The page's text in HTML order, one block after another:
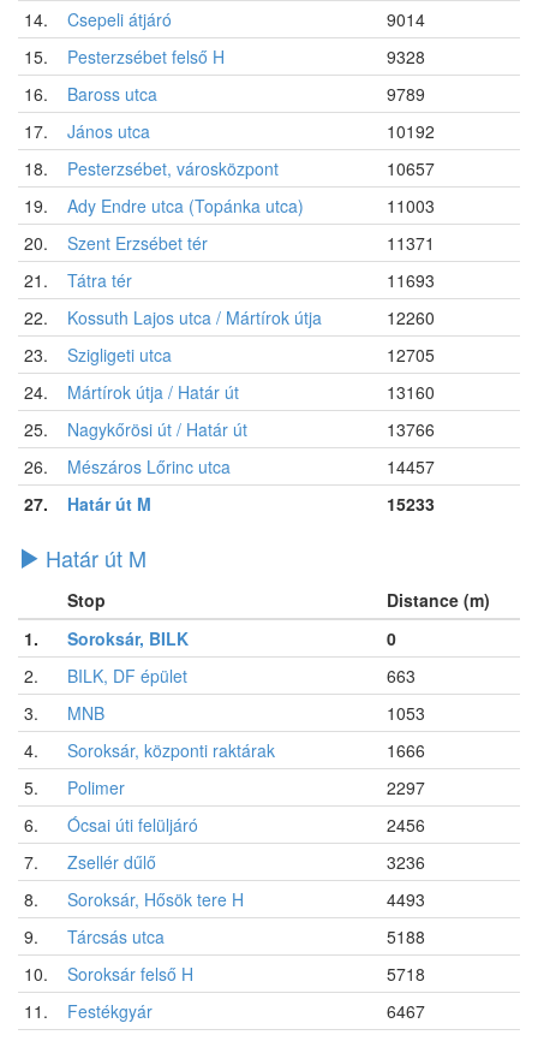
14.
Csepeli átjáró
9014
15.
Pesterzsébet felső H
9328
16.
Baross utca
9789
17.
János utca
10192
18.
Pesterzsébet, városközpont
10657
19.
Ady Endre utca (Topánka utca)
11003
20.
Szent Erzsébet tér
11371
21.
Tátra tér
11693
22.
Kossuth Lajos utca / Mártírok útja
12260
23.
Szigligeti utca
12705
24.
Mártírok útja / Határ út
13160
25.
Nagykőrösi út / Határ út
13766
26.
Mészáros Lőrinc utca
14457
27.
Határ út M 15233
Határ út M
Stop
Distance (m)
1.
Soroksár, BILK
0
2.
BILK, DF épület
663
3.
MNB
1053
4.
Soroksár, központi raktárak
1666
5.
Polimer
2297
6.
Ócsai úti felüljáró
2456
7.
Zsellér dűlő
3236
8.
Soroksár, Hősök tere H
4493
9.
Tárcsás utca
5188
10.
Soroksár felső H
5718
11.
Festékgyár
6467